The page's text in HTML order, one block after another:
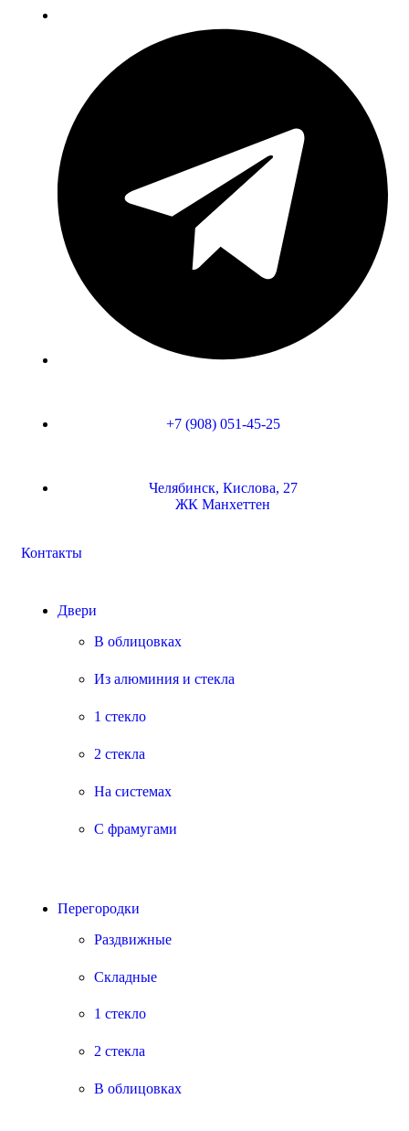
‭+7 (908) 051-45-25‬
Челябинск, Кислова, 27
ЖК Манхеттен
Контакты
Двери
В облицовках
Из алюминия и стекла
1 стекло
2 стекла
На системах
С фрамугами
Перегородки
Раздвижные
Складные
1 стекло
2 стекла
В облицовках